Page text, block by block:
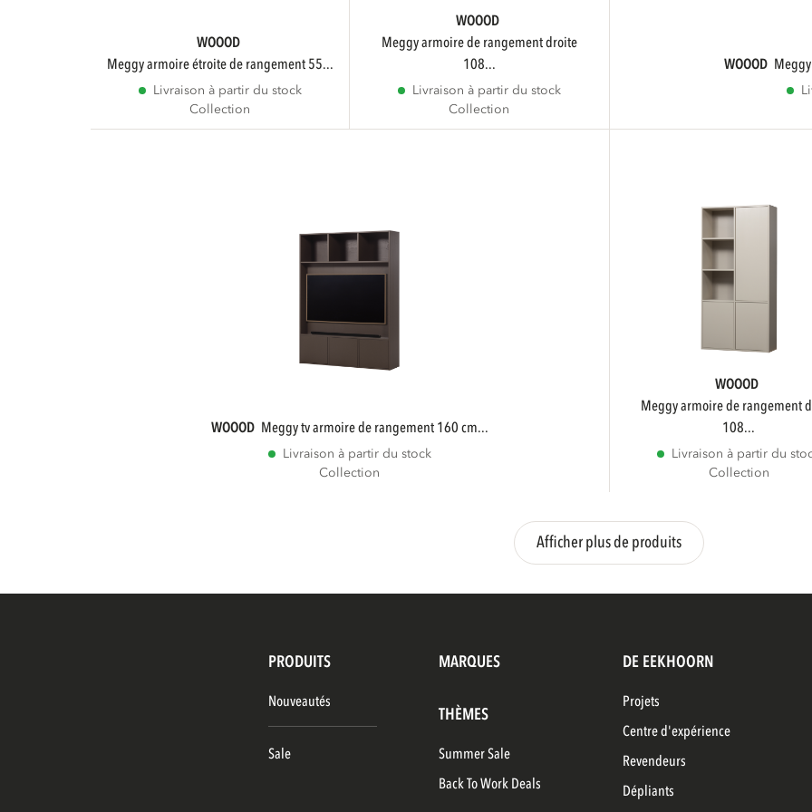
WOOOD
meggy armoire étroite de rangement 55...
Livraison à partir du stock
Collection
WOOOD
meggy armoire de rangement droite
108...
Livraison à partir du stock
Collection
WOOOD
WOOOD meggy tv armoire de rangement 160 cm...
Livraison à partir du stock
Collection
WOOOD
meggy armoire de rangement droite
108...
Livraison à partir du
Collection
Afficher plus de produits
PRODUITS MARQUES
Nouveautés
Sale
THÈMES
Summer Sale
Back To Work Deals
DE EEKHOORN
Projets
Centre d'expérience
Revendeurs
Dépliants